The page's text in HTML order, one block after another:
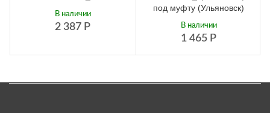
2 387 Р
В наличии
под муфту (Ульяновск)
1 465 Р
В наличии